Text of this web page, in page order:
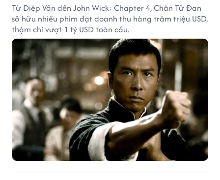
Từ Diệp Vấn đến John Wick: Chapter 4, Chân Tử Đan
sở hữu nhiều phim đạt doanh thu hàng trăm triệu USD,
thậm chí vượt 1 tỷ USD toàn cầu.